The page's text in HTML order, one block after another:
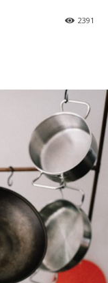
2391